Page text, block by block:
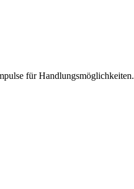
für Handlungsmöglichkeiten.